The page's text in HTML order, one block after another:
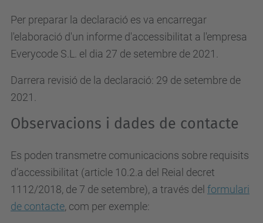
Per preparar la declaració es va encarregar
l'elaboració d'un informe d'accessibilitat a l'empresa
Everycode S.L. el dia 27 de setembre de 2021.
Darrera revisió de la declaració: 29 de setembre de
2021.
Observacions i dades de contacte
Es poden transmetre comunicacions sobre requisits
d’accessibilitat (article 10.2.a del Reial decret
1112/2018, de 7 de setembre), a través del formulari
de contacte, com per exemple: